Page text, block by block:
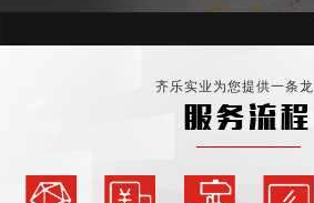
齐乐实业为您提供一条
服务流程